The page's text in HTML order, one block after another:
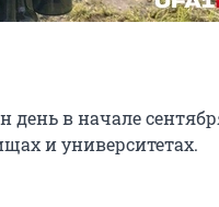
в начале
и университетах.